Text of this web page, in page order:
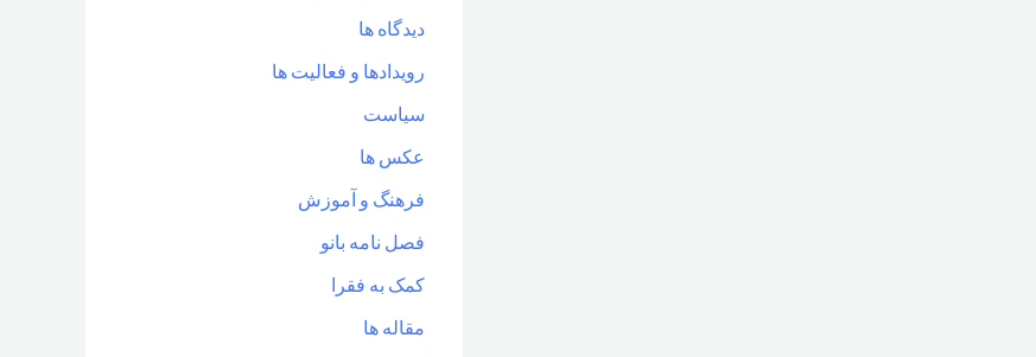
دیدگاه ها
رویدادها و فعالیت ها
سیاست
عکس ها
فرهنگ و آموزش
فصل نامه بانو
کمک به فقرا
مقاله ها